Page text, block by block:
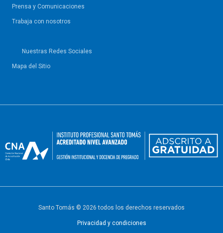
Prensa y Comunicaciones
Trabaja con nosotros
Nuestras Redes Sociales
Mapa del Sitio
Santo Tomás © 2026 todos los derechos reservados
Privacidad y condiciones